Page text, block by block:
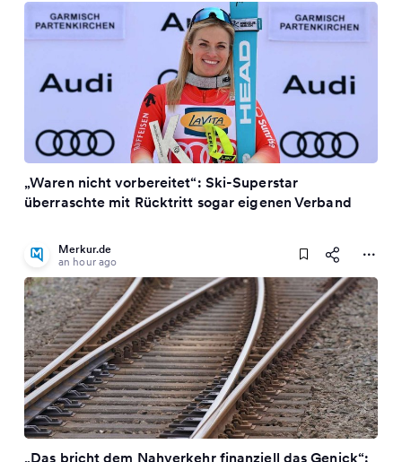
„Waren nicht vorbereitet“: Ski-Superstar
überraschte mit Rücktritt sogar eigenen Verband
Merkur.de
an hour ago
„Das bricht dem Nahverkehr finanziell das Genick“: